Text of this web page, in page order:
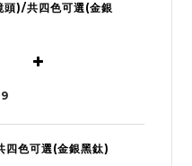
)/共四色可選(金銀
色可選(金銀黑鈦)